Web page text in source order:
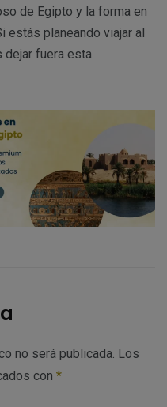
de Egipto y la forma en
estás planeando viajar al
dejar fuera esta
no será publicada. Los
con *